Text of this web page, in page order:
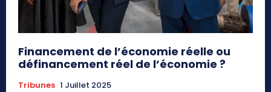
Financement de l’économie réelle ou
définancement réel de l’économie ?
Tribunes 1 Juillet 2025